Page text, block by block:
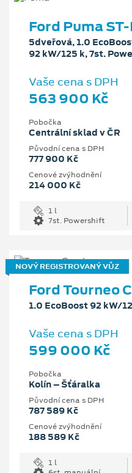
Ford Puma
5dveřová, 1.0
92 kW/125 k, 7st.
Vaše cena s DPH
563 900 Kč
Pobočka
Centrální sklad v ČR
Původní cena s DPH
777 900 Kč
Cenové zvýhodnění
214 000 Kč
1 l
7st. Powershift
NOVÝ REGISTROVANÝ VŮZ
Ford Tourneo
1.0 EcoBoost 92 kW/
Vaše cena s DPH
599 000 Kč
Pobočka
Kolín – Šťáralka
Původní cena s DPH
787 589 Kč
Cenové zvýhodnění
188 589 Kč
1 l